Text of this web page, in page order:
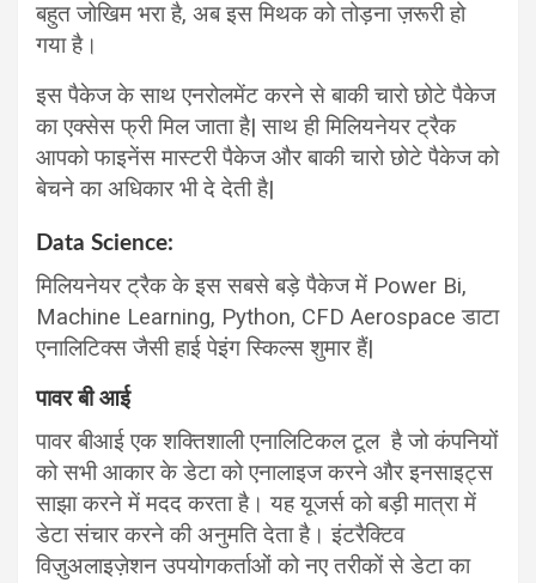
बहुत जोखिम भरा है, अब इस मिथक को तोड़ना ज़रूरी हो
गया है।
इस पैकेज के साथ एनरोलमेंट करने से बाकी चारो छोटे पैकेज
का एक्सेस फ्री मिल जाता है| साथ ही मिलियनेयर ट्रैक
आपको फाइनेंस मास्टरी पैकेज और बाकी चारो छोटे पैकेज को
बेचने का अधिकार भी दे देती है|
Data Science:
मिलियनेयर ट्रैक के इस सबसे बड़े पैकेज में Power Bi,
Machine Learning, Python, CFD Aerospace डाटा
एनालिटिक्स जैसी हाई पेइंग स्किल्स शुमार हैं|
पावर बी आई
पावर बीआई एक शक्तिशाली एनालिटिकल टूल है जो कंपनियों
को सभी आकार के डेटा को एनालाइज करने और इनसाइट्स
साझा करने में मदद करता है। यह यूजर्स को बड़ी मात्रा में
डेटा संचार करने की अनुमति देता है। इंटरैक्टिव
विज़ुअलाइज़ेशन उपयोगकर्ताओं को नए तरीकों से डेटा का